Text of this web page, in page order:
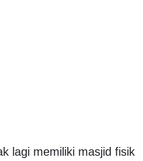
lagi memiliki masjid fisik